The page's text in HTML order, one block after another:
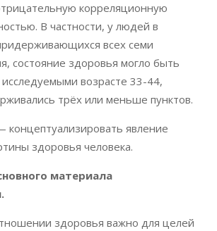
корреляционную
В частности, у людей в
всех семи
состояние здоровья могло быть
возрасте 33-44,
трёх или меньше пунктов.
концептуализировать явление
здоровья человека.
материала
здоровья важно для целей